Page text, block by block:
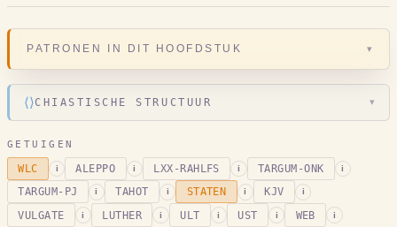
PATRONEN IN DIT HOOFDSTUK ▾
⟨⟩CHIASTISCHE STRUCTUUR ▾
GETUIGEN
WLC i ALEPPO i LXX-RAHLFS i TARGUM-ONK i
TARGUM-PJ i TAHOT i STATEN i KJV i
VULGATE i LUTHER i ULT i UST i WEB i